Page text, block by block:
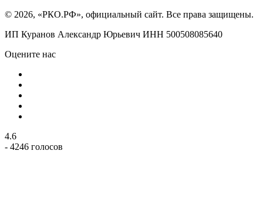
© 2026, «РКО.РФ», официальный сайт. Все права защищены.
ИП Куранов Александр Юрьевич ИНН 500508085640
Оцените нас
4.6
- 4246 голосов